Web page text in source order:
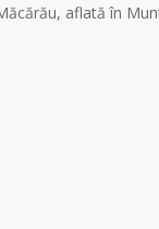
aflată în